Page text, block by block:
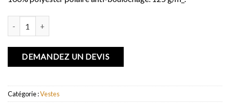
DEMANDEZ UN DEVIS
Catégorie :Vestes